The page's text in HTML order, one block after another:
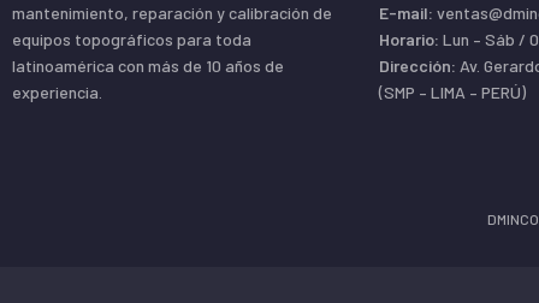
mantenimiento, reparación y calibración de
equipos topográficos para toda
latinoamérica con más de 10 años de
experiencia.
E-mail:
Horario: Lun – Sáb /
Dirección: Av.
(SMP – LIMA – PERÚ)